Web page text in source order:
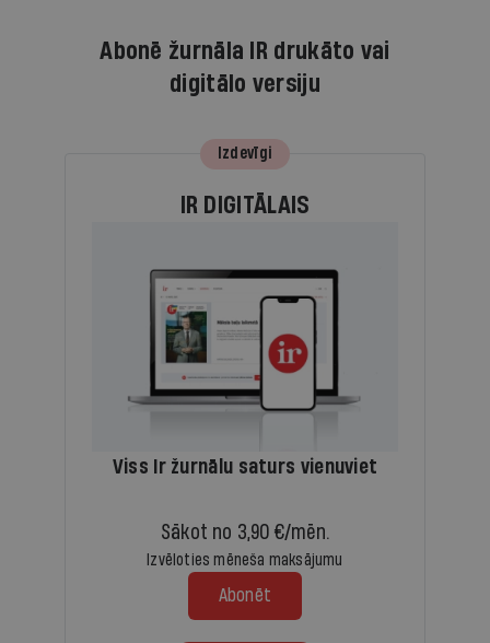
Abonē žurnāla IR drukāto vai
digitālo versiju
Izdevīgi
IR DIGITĀLAIS
Viss Ir žurnālu saturs vienuviet
Sākot no 3,90 €/mēn.
Izvēloties mēneša maksājumu
Abonēt